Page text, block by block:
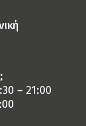
– 21:00